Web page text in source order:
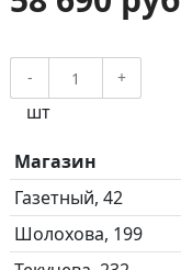
- +
шт
Магазин
Газетный, 42
Шолохова, 199